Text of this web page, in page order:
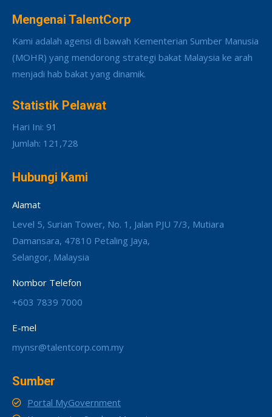
Mengenai TalentCorp
Kami adalah agensi di bawah Kementerian Sumber Manusia
(MOHR) yang mendorong strategi bakat Malaysia ke arah
menjadi hab bakat yang dinamik.
Statistik Pelawat
Hari Ini: 91
Jumlah: 121,728
Hubungi Kami
Alamat
Level 5, Surian Tower, No. 1, Jalan PJU 7/3, Mutiara
Damansara, 47810 Petaling Jaya,
Selangor, Malaysia
Nombor Telefon
+603 7839 7000
E-mel
mynsr@talentcorp.com.my
Sumber
Portal MyGovernment